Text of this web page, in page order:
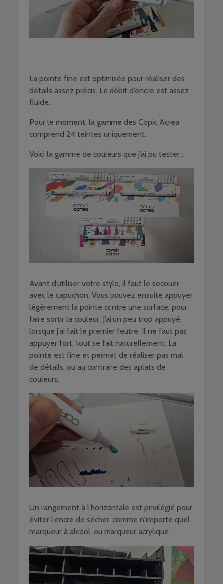
La pointe fine est optimisée pour réaliser des
détails assez précis. Le débit d’encre est assez
fluide.
Pour le moment, la gamme des Copic Acrea
comprend 24 teintes uniquement.
Voici la gamme de couleurs que j’ai pu tester :
Avant d’utiliser votre stylo, il faut le secouer
avec le capuchon. Vous pouvez ensuite appuyer
légèrement la pointe contre une surface, pour
faire sortir la couleur. J’ai un peu trop appuyé
lorsque j’ai fait le premier feutre. Il ne faut pas
appuyer fort, tout se fait naturellement. La
pointe est fine et permet de réaliser pas mal
de détails, ou au contraire des aplats de
couleurs.
Un rangement à l’horizontale est privilégié pour
éviter l’encre de sécher, comme n’importe quel
marqueur à alcool, ou marqueur acrylique.